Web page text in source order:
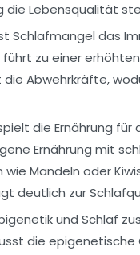
die Lebensqualität
Schlafmangel das
zu einer
Abwehrkräfte,
die Ernährung für
Ernährung mit
wie Mandeln oder
deutlich zur
und Schlaf
die epigenetische